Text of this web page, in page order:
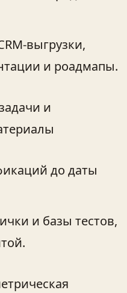
и роадмапы.
и
до даты
и базы тестов,